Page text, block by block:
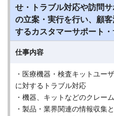
せ・トラブル対応や訪問
の立案・実行を行い、顧
するカスタマーサポート
仕事内容
・医療機器・検査キットユー
に対するトラブル対応
・機器、キットなどのクレー
・製品・業界関連の情報収集